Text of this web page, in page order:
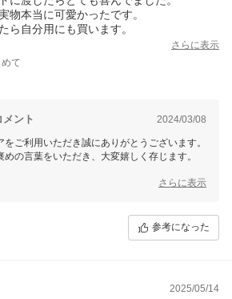
物本当に可愛かったです。
ら自分用にも買います。
さらに表示
て
ント 2024/03/08
ご利用いただき誠にありがとうございます。
の言葉をいただき、大変嬉しく存じます。
プレゼントとしてお選びいただきとても光栄で
すので、お手元に届きましたらたくさんお使い
やLINE、ショップ内でもご報告いたしますの
さらに表示
参考になった
2025/05/14